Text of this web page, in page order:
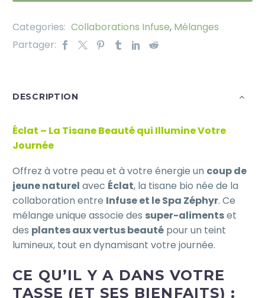
Categories: Collaborations Infuse, Mélanges
Partager:
DESCRIPTION
Éclat – La Tisane Beauté qui Illumine Votre
Journée
Offrez à votre peau et à votre énergie un coup de
jeune naturel avec Éclat, la tisane bio née de la
collaboration entre Infuse et le Spa Zéphyr. Ce
mélange unique associe des super-alimentset
des plantes aux vertus beauté pour un teint
lumineux, tout en dynamisant votre journée.
CE QU’IL Y A DANS VOTRE
TASSE (ET SES BIENFAITS) :